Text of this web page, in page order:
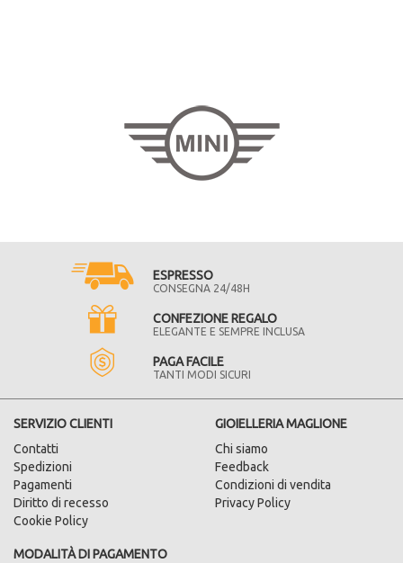
ESPRESSO
CONSEGNA 24/48H
CONFEZIONE REGALO
ELEGANTE E SEMPRE INCLUSA
PAGA FACILE
TANTI MODI SICURI
SERVIZIO CLIENTI
Contatti
Spedizioni
Pagamenti
Diritto di recesso
Cookie Policy
GIOIELLERIA MAGLIONE
Chi siamo
Feedback
Condizioni di vendita
Privacy Policy
MODALITÀ DI PAGAMENTO